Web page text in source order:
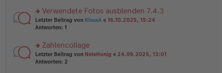
tr
a
g
e
n
er
tr
a
g
n
g
el
e
n
er
rs
te
n
g
el
Verwendete Fotos ausblenden 7.4.3
Letzter Beitrag von KlausA « 16.10.2025, 15:24
Antworten: 1
rs
te
Zahlencollage
Letzter Beitrag von NeleHonig « 24.09.2025, 13:01
Antworten: 2